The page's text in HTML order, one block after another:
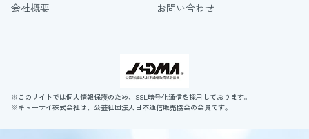
会社概要 お問い合わせ
※このサイトでは個人情報保護のため、SSL暗号化通信を採用しております。
※キューサイ株式会社は、公益社団法人日本通信販売協会の会員です。